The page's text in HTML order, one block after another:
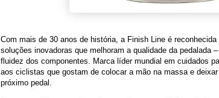
Com mais de 30 anos de história, a Finish Line é
soluções inovadoras que melhoram a qualidade da pedalada
fluidez dos componentes. Marca líder mundial em cuidados
aos ciclistas que gostam de colocar a mão na massa e
próximo pedal.